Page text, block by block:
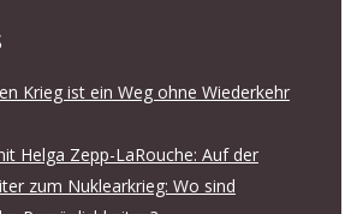
Krieg ist ein Weg ohne Wiederkehr
Helga Zepp-LaRouche: Auf der
zum Nuklearkrieg: Wo sind